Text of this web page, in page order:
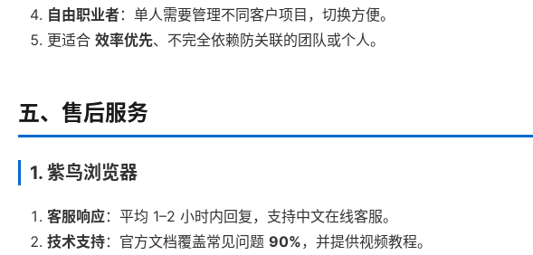
自由职业者：单人需要管理不同客户项目，切换方便。
更适合 效率优先、不完全依赖防关联的团队或个人。
五、售后服务
1. 紫鸟浏览器
客服响应：平均 1–2 小时内回复，支持中文在线客服。
技术支持：官方文档覆盖常见问题 90%，并提供视频教程。